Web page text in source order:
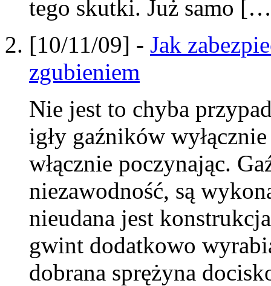
tego skutki. Już samo
[10/11/09] - Jak
zgubieniem
Nie jest to chyba
igły gaźników
włącznie poczynając.
niezawodność, są
nieudana jest
gwint dodatkowo
dobrana sprężyna